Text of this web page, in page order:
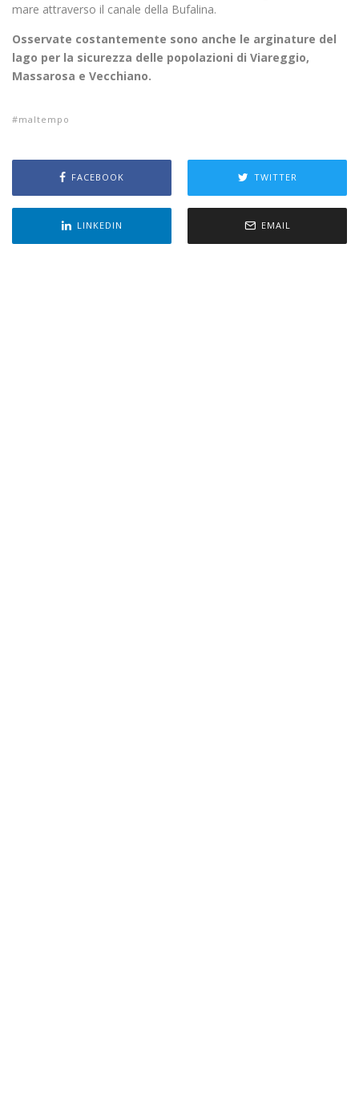
mare attraverso il canale della Bufalina.
Osservate costantemente sono anche le arginature del
lago per la sicurezza delle popolazioni di Viareggio,
Massarosa e Vecchiano.
maltempo
FACEBOOK TWITTER
LINKEDIN EMAIL